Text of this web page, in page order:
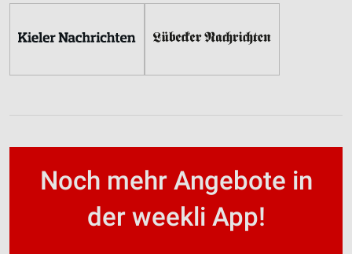
Noch mehr Angebote in
der weekli App!